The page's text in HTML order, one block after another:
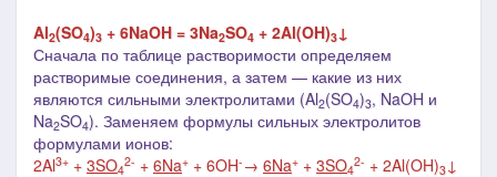
Al2(SO4)3 + 6NaOH = 3Na2SO4 + 2Al(OH)3↓
Сначала по таблице растворимости определяем
растворимые соединения, а затем — какие из них
являются сильными электролитами (Al2(SO4)3, NaOH и
Na2SO4). Заменяем формулы сильных электролитов
формулами ионов:
2Al3+ + 3SO4
2- + 6Na+ + 6OH- → 6Na+ + 3SO4
2- + 2Al(OH)3↓